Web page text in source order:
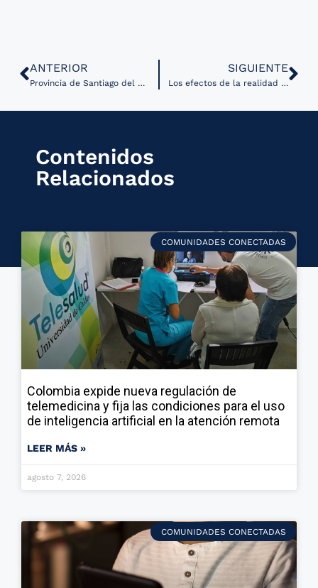
ANTERIOR
Provincia de Santiago del Estero comparte logros de estrategia de Salud Digital en Argentina
SIGUIENTE
Los efectos de la realidad virtual en la educación médica y la atención clínica
Contenidos
Relacionados
COMUNIDADES CONECTADAS
Colombia expide nueva regulación de
telemedicina y fija las condiciones para el uso
de inteligencia artificial en la atención remota
LEER MÁS »
agosto 7, 2026
COMUNIDADES CONECTADAS